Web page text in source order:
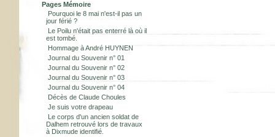
Pages Mémoire
Pourquoi le 8 mai n'est-il pas un
jour férié ?
Le Poilu n'était pas enterré là où il
est tombé.
Hommage à André HUYNEN
Journal du Souvenir n° 01
Journal du Souvenir n° 02
Journal du Souvenir n° 03
Journal du Souvenir n° 04
Décès de Claude Choules
Je suis votre drapeau
Le corps d'un ancien soldat de
Dalhem retrouvé lors de travaux
à Dixmude identifié.